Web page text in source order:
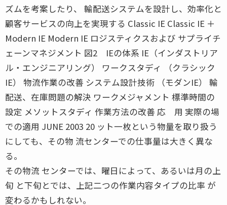
ズムを考案したり、 輸配送システムを設計し、効率化と
顧客サービスの向上を実現する Classic IE Classic IE ＋
Modern IE Modern IE ロジスティクスおよび サプライチ
ェーンマネジメント 図2 IEの体系 IE（インダストリア
ル・エンジニアリング） ワークスタディ （クラシック
IE） 物流作業の改善 システム設計技術 （モダンIE） 輸
配送、在庫問題の解決 ワークメジャメント 標準時間の
設定 メソットスタディ 作業方法の改善 応 用 実際の場
での適用 JUNE 2003 20 ット一枚という物量を取り扱う
にしても、その物 流センターでの仕事量は大きく異な
る。
その物流 センターでは、曜日によって、あるいは月の上
旬 と下旬とでは、上記二つの作業内容タイプの比率 が
変わるかもしれない。